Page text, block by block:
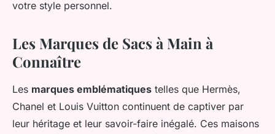
votre style personnel.
Les Marques de Sacs à Main à
Connaître
Les marques emblématiques telles que Hermès,
Chanel et Louis Vuitton continuent de captiver par
leur héritage et leur savoir-faire inégalé. Ces maisons